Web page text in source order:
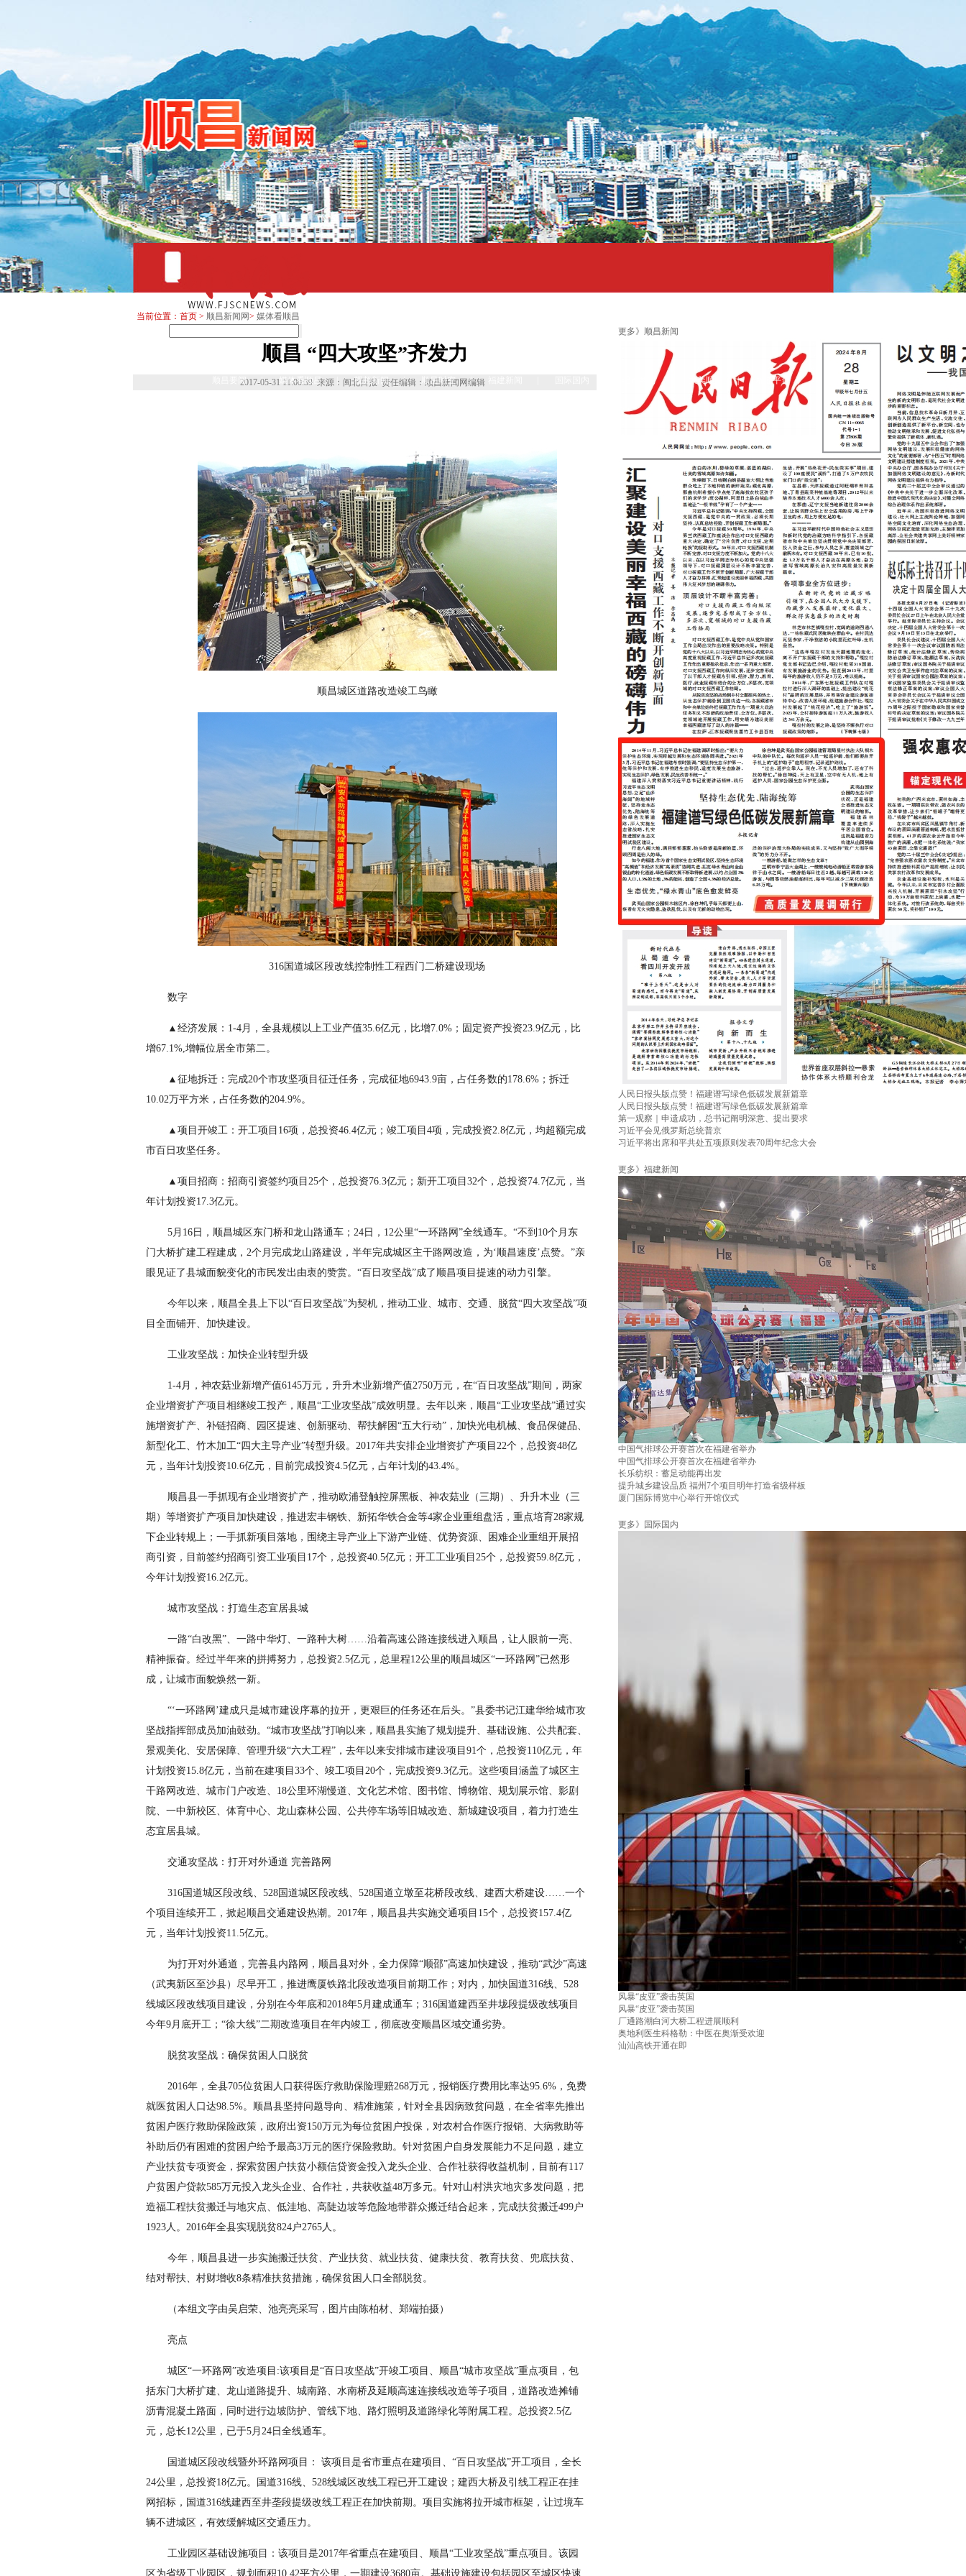
2026年8月7日 星期五
顺昌要闻 | 媒体看顺昌 视频新闻 | 顺昌时空 | 理论学习 大美顺昌 | 辟谣平台
当前位置：首页 > 顺昌新闻网> 媒体看顺昌
顺昌 “四大攻坚”齐发力
2017-05-31 11:00:39 来源：闽北日报 责任编辑：顺昌新闻网编辑
顺昌城区道路改造竣工鸟瞰
316国道城区段改线控制性工程西门二桥建设现场
数字
▲经济发展：1-4月，全县规模以上工业产值35.6亿元，比增7.0%；固定资产投资23.9亿元，比
增67.1%,增幅位居全市第二。
▲征地拆迁：完成20个市攻坚项目征迁任务，完成征地6943.9亩，占任务数的178.6%；拆迁
10.02万平方米，占任务数的204.9%。
▲项目开竣工：开工项目16项，总投资46.4亿元；竣工项目4项，完成投资2.8亿元，均超额完成
市百日攻坚任务。
▲项目招商：招商引资签约项目25个，总投资76.3亿元；新开工项目32个，总投资74.7亿元，当
年计划投资17.3亿元。
5月16日，顺昌城区东门桥和龙山路通车；24日，12公里“一环路网”全线通车。“不到10个月东
门大桥扩建工程建成，2个月完成龙山路建设，半年完成城区主干路网改造，为‘顺昌速度’点赞。”亲
眼见证了县城面貌变化的市民发出由衷的赞赏。“百日攻坚战”成了顺昌项目提速的动力引擎。
今年以来，顺昌全县上下以“百日攻坚战”为契机，推动工业、城市、交通、脱贫“四大攻坚战”项
目全面铺开、加快建设。
工业攻坚战：加快企业转型升级
1-4月，神农菇业新增产值6145万元，升升木业新增产值2750万元，在“百日攻坚战”期间，两家
企业增资扩产项目相继竣工投产，顺昌“工业攻坚战”成效明显。去年以来，顺昌“工业攻坚战”通过实
施增资扩产、补链招商、园区提速、创新驱动、帮扶解困“五大行动”，加快光电机械、食品保健品、
新型化工、竹木加工“四大主导产业”转型升级。2017年共安排企业增资扩产项目22个，总投资48亿
元，当年计划投资10.6亿元，目前完成投资4.5亿元，占年计划的43.4%。
顺昌县一手抓现有企业增资扩产，推动欧浦登触控屏黑板、神农菇业（三期）、升升木业（三
期）等增资扩产项目加快建设，推进宏丰钢铁、新拓华铁合金等4家企业重组盘活，重点培育28家规
下企业转规上；一手抓新项目落地，围绕主导产业上下游产业链、优势资源、困难企业重组开展招
商引资，目前签约招商引资工业项目17个，总投资40.5亿元；开工工业项目25个，总投资59.8亿元，
今年计划投资16.2亿元。
城市攻坚战：打造生态宜居县城
一路“白改黑”、一路中华灯、一路种大树……沿着高速公路连接线进入顺昌，让人眼前一亮、
精神振奋。经过半年来的拼搏努力，总投资2.5亿元，总里程12公里的顺昌城区“一环路网”已然形
成，让城市面貌焕然一新。
“‘一环路网’建成只是城市建设序幕的拉开，更艰巨的任务还在后头。”县委书记江建华给城市攻
坚战指挥部成员加油鼓劲。“城市攻坚战”打响以来，顺昌县实施了规划提升、基础设施、公共配套、
景观美化、安居保障、管理升级“六大工程”，去年以来安排城市建设项目91个，总投资110亿元，年
计划投资15.8亿元，当前在建项目33个、竣工项目20个，完成投资9.3亿元。这些项目涵盖了城区主
干路网改造、城市门户改造、18公里环湖慢道、文化艺术馆、图书馆、博物馆、规划展示馆、影剧
院、一中新校区、体育中心、龙山森林公园、公共停车场等旧城改造、新城建设项目，着力打造生
态宜居县城。
交通攻坚战：打开对外通道 完善路网
316国道城区段改线、528国道城区段改线、528国道立墩至花桥段改线、建西大桥建设……一个
个项目连续开工，掀起顺昌交通建设热潮。2017年，顺昌县共实施交通项目15个，总投资157.4亿
元，当年计划投资11.5亿元。
为打开对外通道，完善县内路网，顺昌县对外，全力保障“顺邵”高速加快建设，推动“武沙”高速
（武夷新区至沙县）尽早开工，推进鹰厦铁路北段改造项目前期工作；对内，加快国道316线、528
线城区段改线项目建设，分别在今年底和2018年5月建成通车；316国道建西至井垅段提级改线项目
今年9月底开工；“徐大线”二期改造项目在年内竣工，彻底改变顺昌区域交通劣势。
脱贫攻坚战：确保贫困人口脱贫
2016年，全县705位贫困人口获得医疗救助保险理赔268万元，报销医疗费用比率达95.6%，免费
就医贫困人口达98.5%。顺昌县坚持问题导向、精准施策，针对全县因病致贫问题，在全省率先推出
贫困户医疗救助保险政策，政府出资150万元为每位贫困户投保，对农村合作医疗报销、大病救助等
补助后仍有困难的贫困户给予最高3万元的医疗保险救助。针对贫困户自身发展能力不足问题，建立
产业扶贫专项资金，探索贫困户扶贫小额信贷资金投入龙头企业、合作社获得收益机制，目前有117
户贫困户贷款585万元投入龙头企业、合作社，共获收益48万多元。针对山村洪灾地灾多发问题，把
造福工程扶贫搬迁与地灾点、低洼地、高陡边坡等危险地带群众搬迁结合起来，完成扶贫搬迁499户
1923人。2016年全县实现脱贫824户2765人。
今年，顺昌县进一步实施搬迁扶贫、产业扶贫、就业扶贫、健康扶贫、教育扶贫、兜底扶贫、
结对帮扶、村财增收8条精准扶贫措施，确保贫困人口全部脱贫。
（本组文字由吴启荣、池亮亮采写，图片由陈柏材、郑端拍摄）
亮点
城区“一环路网”改造项目:该项目是“百日攻坚战”开竣工项目、顺昌“城市攻坚战”重点项目，包
括东门大桥扩建、龙山道路提升、城南路、水南桥及延顺高速连接线改造等子项目，道路改造摊铺
沥青混凝土路面，同时进行边坡防护、管线下地、路灯照明及道路绿化等附属工程。总投资2.5亿
元，总长12公里，已于5月24日全线通车。
国道城区段改线暨外环路网项目： 该项目是省市重点在建项目、“百日攻坚战”开工项目，全长
24公里，总投资18亿元。国道316线、528线城区改线工程已开工建设；建西大桥及引线工程正在挂
网招标，国道316线建西至井垄段提级改线工程正在加快前期。项目实施将拉开城市框架，让过境车
辆不进城区，有效缓解城区交通压力。
工业园区基础设施项目：该项目是2017年省重点在建项目、顺昌“工业攻坚战”重点项目。该园
区为省级工业园区，规划面积10.42平方公里，一期建设3680亩。基础设施建设包括园区至城区快速
更多》 顺昌新闻
人民日报头版点赞！福建谱写绿色低碳发展新篇章
人民日报头版点赞！福建谱写绿色低碳发展新篇章
第一观察｜申遗成功，总书记阐明深意、提出要求
习近平会见俄罗斯总统普京
习近平将出席和平共处五项原则发表70周年纪念大会
更多》 福建新闻
中国气排球公开赛首次在福建省举办
中国气排球公开赛首次在福建省举办
长乐纺织：蓄足动能再出发
提升城乡建设品质 福州7个项目明年打造省级样板
厦门国际博览中心举行开馆仪式
更多》 国际国内
风暴“皮亚”袭击英国
风暴“皮亚”袭击英国
厂通路潮白河大桥工程进展顺利
奥地利医生科格勒：中医在奥渐受欢迎
汕汕高铁开通在即